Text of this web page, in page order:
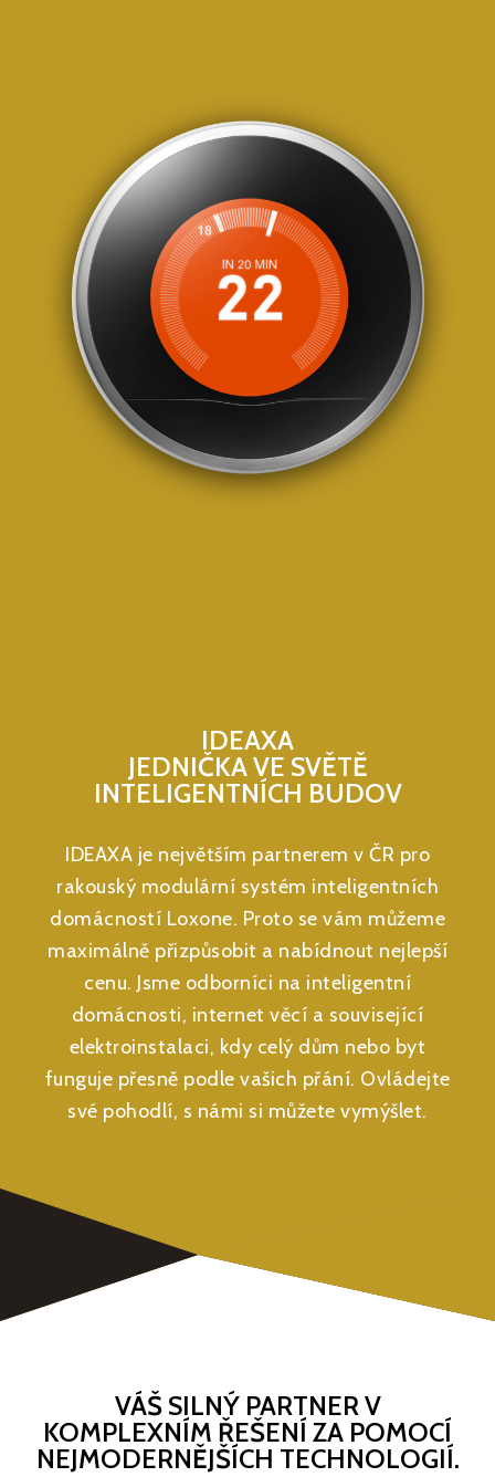
IDEAXA
JEDNIČKA VE SVĚTĚ
INTELIGENTNÍCH BUDOV
IDEAXA je největším partnerem v ČR pro
rakouský modulární systém inteligentních
domácností Loxone. Proto se vám můžeme
maximálně přizpůsobit a nabídnout nejlepší
cenu. Jsme odborníci na inteligentní
domácnosti, internet věcí a související
elektroinstalaci, kdy celý dům nebo byt
funguje přesně podle vašich přání. Ovládejte
své pohodlí, s námi si můžete vymýšlet.
VÁŠ SILNÝ PARTNER V
KOMPLEXNÍM ŘEŠENÍ ZA POMOCÍ
NEJMODERNĚJŠÍCH TECHNOLOGIÍ.